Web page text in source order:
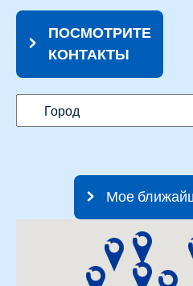
ПОСМОТРИТЕ
КОНТАКТЫ
Мое